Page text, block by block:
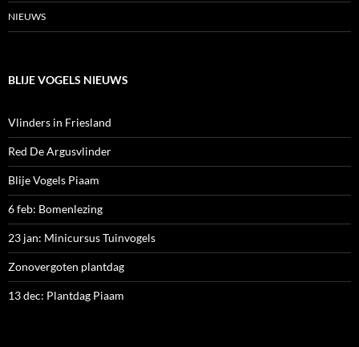
NIEUWS
BLIJE VOGELS NIEUWS
Vlinders in Friesland
Red De Argusvlinder
Blije Vogels Piaam
6 feb: Bomenlezing
23 jan: Minicursus Tuinvogels
Zonovergoten plantdag
13 dec: Plantdag Piaam